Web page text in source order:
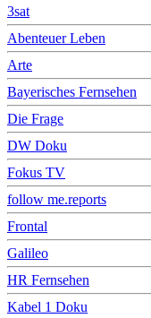
3sat
Abenteuer Leben
Arte
Bayerisches Fernsehen
Die Frage
DW Doku
Fokus TV
follow me.reports
Frontal
Galileo
HR Fernsehen
Kabel 1 Doku